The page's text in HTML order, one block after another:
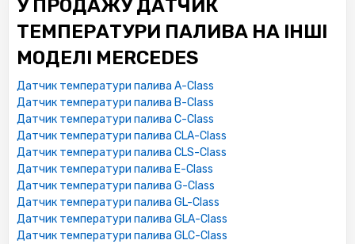
У ПРОДАЖУ ДАТЧИК
ТЕМПЕРАТУРИ ПАЛИВА НА ІНШІ
МОДЕЛІ MERCEDES
Датчик температури палива A-Class
Датчик температури палива B-Class
Датчик температури палива C-Class
Датчик температури палива CLA-Class
Датчик температури палива CLS-Class
Датчик температури палива E-Class
Датчик температури палива G-Class
Датчик температури палива GL-Class
Датчик температури палива GLA-Class
Датчик температури палива GLC-Class